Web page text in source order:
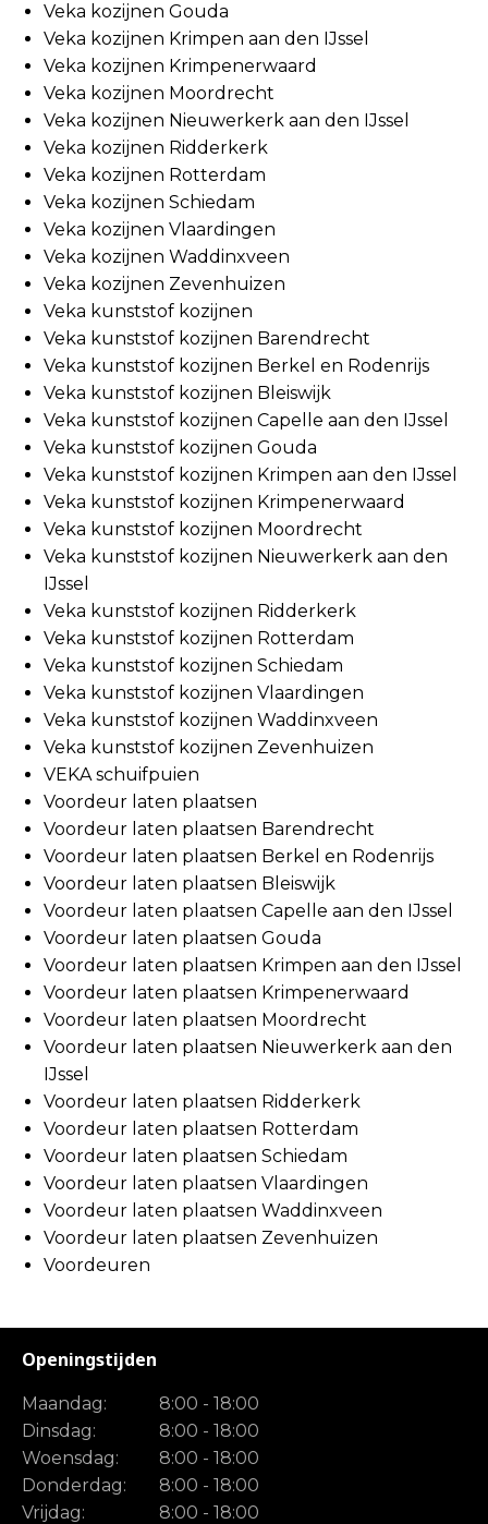
Veka kozijnen Gouda
Veka kozijnen Krimpen aan den IJssel
Veka kozijnen Krimpenerwaard
Veka kozijnen Moordrecht
Veka kozijnen Nieuwerkerk aan den IJssel
Veka kozijnen Ridderkerk
Veka kozijnen Rotterdam
Veka kozijnen Schiedam
Veka kozijnen Vlaardingen
Veka kozijnen Waddinxveen
Veka kozijnen Zevenhuizen
Veka kunststof kozijnen
Veka kunststof kozijnen Barendrecht
Veka kunststof kozijnen Berkel en Rodenrijs
Veka kunststof kozijnen Bleiswijk
Veka kunststof kozijnen Capelle aan den IJssel
Veka kunststof kozijnen Gouda
Veka kunststof kozijnen Krimpen aan den IJssel
Veka kunststof kozijnen Krimpenerwaard
Veka kunststof kozijnen Moordrecht
Veka kunststof kozijnen Nieuwerkerk aan den
IJssel
Veka kunststof kozijnen Ridderkerk
Veka kunststof kozijnen Rotterdam
Veka kunststof kozijnen Schiedam
Veka kunststof kozijnen Vlaardingen
Veka kunststof kozijnen Waddinxveen
Veka kunststof kozijnen Zevenhuizen
VEKA schuifpuien
Voordeur laten plaatsen
Voordeur laten plaatsen Barendrecht
Voordeur laten plaatsen Berkel en Rodenrijs
Voordeur laten plaatsen Bleiswijk
Voordeur laten plaatsen Capelle aan den IJssel
Voordeur laten plaatsen Gouda
Voordeur laten plaatsen Krimpen aan den IJssel
Voordeur laten plaatsen Krimpenerwaard
Voordeur laten plaatsen Moordrecht
Voordeur laten plaatsen Nieuwerkerk aan den
IJssel
Voordeur laten plaatsen Ridderkerk
Voordeur laten plaatsen Rotterdam
Voordeur laten plaatsen Schiedam
Voordeur laten plaatsen Vlaardingen
Voordeur laten plaatsen Waddinxveen
Voordeur laten plaatsen Zevenhuizen
Voordeuren
Openingstijden
Maandag:
8:00 - 18:00
Dinsdag:
8:00 - 18:00
Woensdag:
8:00 - 18:00
Donderdag:
8:00 - 18:00
Vrijdag:
8:00 - 18:00